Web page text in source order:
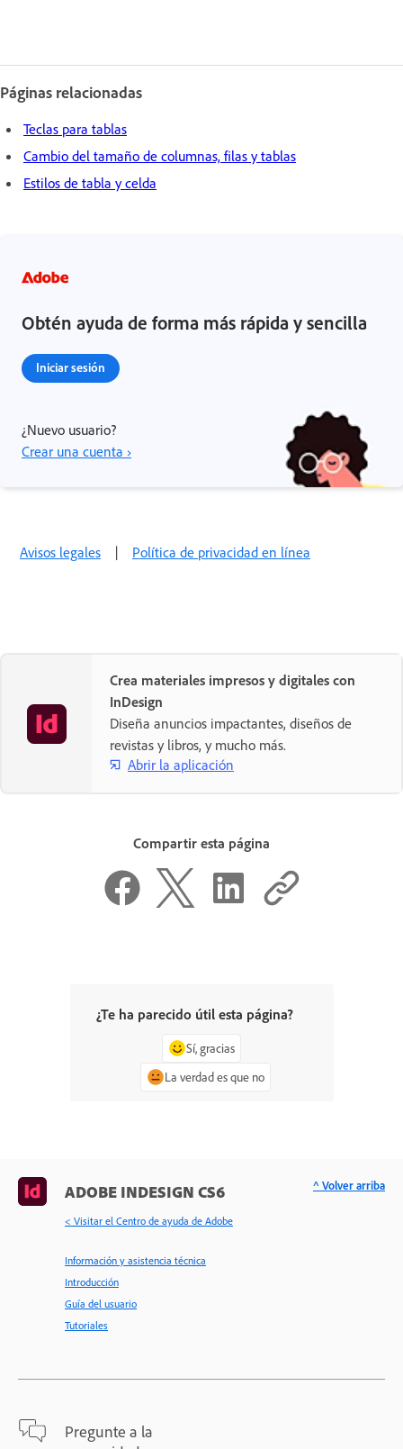
Páginas relacionadas
Teclas para tablas
Cambio del tamaño de columnas, filas y tablas
Estilos de tabla y celda
Obtén ayuda de forma más rápida y sencilla
Iniciar sesión
¿Nuevo usuario?
Crear una cuenta ›
Avisos legales | Política de privacidad en línea
Crea materiales impresos y digitales con
InDesign
Diseña anuncios impactantes, diseños de
revistas y libros, y mucho más.
Abrir la aplicación
Compartir esta página
¿Te ha parecido útil esta página?
Sí, gracias
La verdad es que no
ADOBE INDESIGN CS6
< Visitar el Centro de ayuda de Adobe
Información y asistencia técnica
Introducción
Guía del usuario
Tutoriales
Pregunte a la
^ Volver arriba